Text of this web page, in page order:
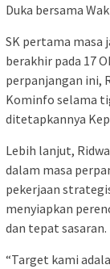
Duka bersama
SK pertama
berakhir pada 17
perpanjangan ini,
Kominfo selama
ditetapkannya
Lebih lanjut,
dalam masa
pekerjaan
menyiapkan
dan tepat sasaran.
“Target kami